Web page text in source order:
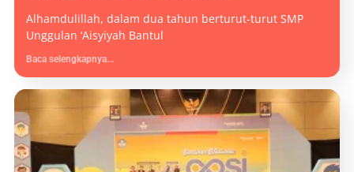
Alhamdulillah, dalam dua tahun berturut-turut SMP
Unggulan ‘Aisyiyah Bantul
Baca selengkapnya...